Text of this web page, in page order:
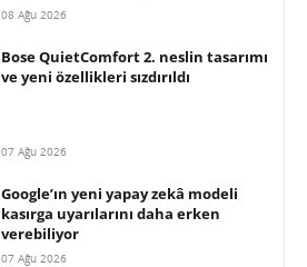
08 Ağu 2026
Bose QuietComfort 2. neslin tasarımı
ve yeni özellikleri sızdırıldı
07 Ağu 2026
Google’ın yeni yapay zekâ modeli
kasırga uyarılarını daha erken
verebiliyor
07 Ağu 2026